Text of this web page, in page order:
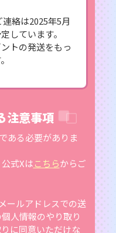
絡は2025年5月
しています。
トの発送をもっ
注意事項
ある必要がありま
式Xはこちらからご
ールアドレスでの送
人情報のやり取り
に同意いただけな